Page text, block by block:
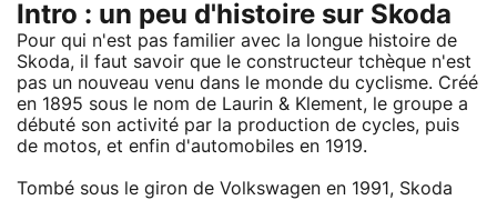
Intro : un peu d'histoire sur Skoda
Pour qui n'est pas familier avec la longue histoire de
Skoda, il faut savoir que le constructeur tchèque n'est
pas un nouveau venu dans le monde du cyclisme. Créé
en 1895 sous le nom de Laurin & Klement, le groupe a
débuté son activité par la production de cycles, puis
de motos, et enfin d'automobiles en 1919.
Tombé sous le giron de Volkswagen en 1991, Skoda